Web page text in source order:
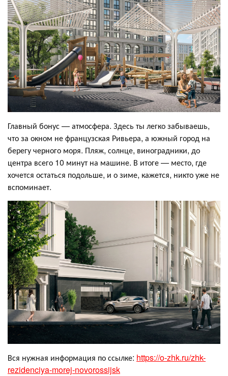
Главный бонус — атмосфера. Здесь ты легко забываешь,
что за окном не французская Ривьера, а южный город на
берегу черного моря. Пляж, солнце, виноградники, до
центра всего 10 минут на машине. В итоге — место, где
хочется остаться подольше, и о зиме, кажется, никто уже не
вспоминает.
Вся нужная информация по ссылке: https://o-zhk.ru/zhk-
rezidenciya-morej-novorossijsk